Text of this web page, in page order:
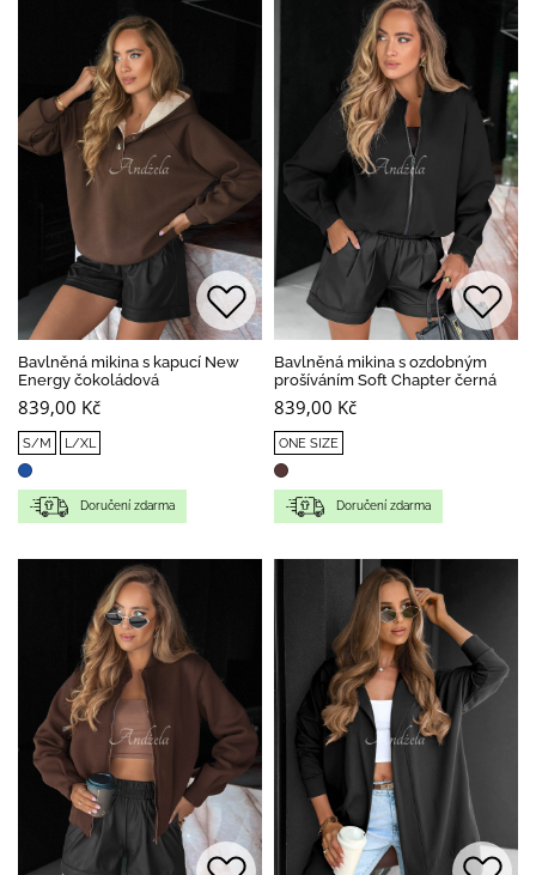
Bavlněná mikina s kapucí New
Energy čokoládová
839,00 Kč
S/M L/XL
Doručení zdarma
Bavlněná mikina s ozdobným
prošíváním Soft Chapter černá
839,00 Kč
ONE SIZE
Doručení zdarma